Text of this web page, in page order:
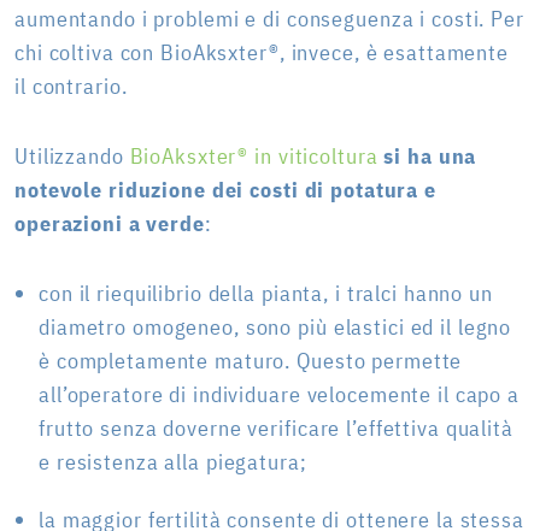
aumentando i problemi e di conseguenza i costi. Per
chi coltiva con BioAksxter®, invece, è esattamente
il contrario.
Utilizzando BioAksxter® in viticoltura si ha una
notevole riduzione dei costi di potatura e
operazioni a verde:
con il riequilibrio della pianta, i tralci hanno un
diametro omogeneo, sono più elastici ed il legno
è completamente maturo. Questo permette
all’operatore di individuare velocemente il capo a
frutto senza doverne verificare l’effettiva qualità
e resistenza alla piegatura;
la maggior fertilità consente di ottenere la stessa